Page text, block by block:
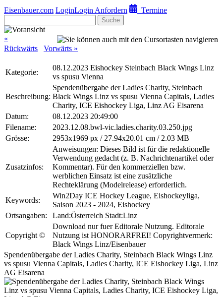
Eisenbauer.com LoginLogin Anfordern Termine
Suche
«
Rückwärts
Vorwärts »
Kategorie:
08.12.2023 Eishockey Steinbach Black Wings Linz
vs spusu Vienna
Beschreibung:
Spendenübergabe der Ladies Charity, Steinbach
Black Wings Linz vs spusu Vienna Capitals, Ladies
Charity, ICE Eishockey Liga, Linz AG Eisarena
Datum:
08.12.2023 20:49:00
Filename:
2023.12.08.bwl-vic.ladies.charity.03.250.jpg
Grösse:
2953x1969 px / 27.94x20.01 cm / 2.03 MB
Zusatzinfos:
Anweisungen: Dieses Bild ist für die redaktionelle
Verwendung gedacht (z. B. Nachrichtenartikel oder
Kommentar). Für den kommerziellen bzw.
werblichen Einsatz ist eine zusätzliche
Rechteklärung (Modelrelease) erforderlich.
Keywords:
Win2Day ICE Hockey League, Eishockeyliga,
Saison 2023 - 2024, Eishockey
Ortsangaben:
Land:Österreich Stadt:Linz
Copyright ©
Download nur fuer Editorale Nutzung. Editorale
Nutzung ist HONORARFREI! Copyrightvermerk:
Black Wings Linz/Eisenbauer
Spendenübergabe der Ladies Charity, Steinbach Black Wings Linz
vs spusu Vienna Capitals, Ladies Charity, ICE Eishockey Liga, Linz
AG Eisarena